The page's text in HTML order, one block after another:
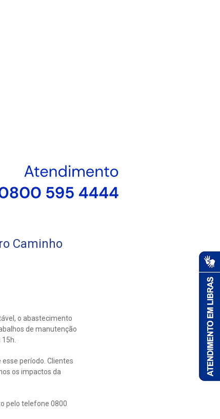
Caminho
o abastecimento
de manutenção
período. Clientes
os impactos da
pelo telefone 0800